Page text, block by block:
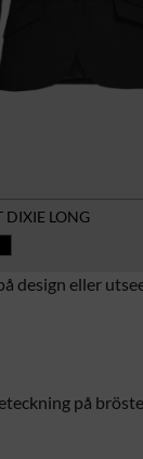
DIXIE LONG
eller
på